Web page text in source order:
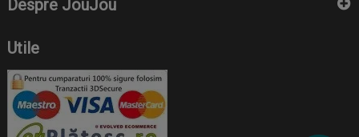
Despre JouJou
Utile